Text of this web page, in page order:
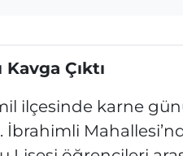
Çıktı
ilçesinde karne